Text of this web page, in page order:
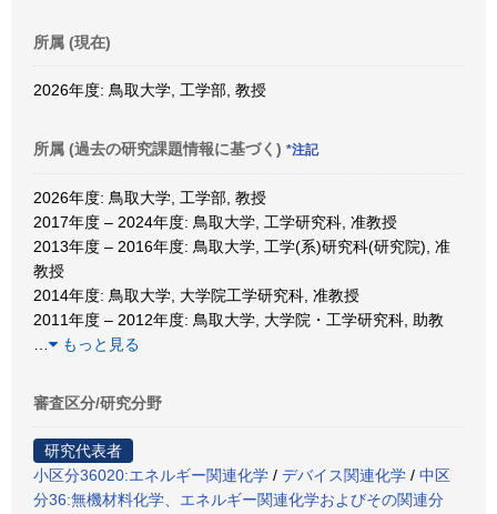
所属 (現在)
2026年度: 鳥取大学, 工学部, 教授
所属 (過去の研究課題情報に基づく) *注記
2026年度: 鳥取大学, 工学部, 教授
2017年度 – 2024年度: 鳥取大学, 工学研究科, 准教授
2013年度 – 2016年度: 鳥取大学, 工学(系)研究科(研究院), 准
教授
2014年度: 鳥取大学, 大学院工学研究科, 准教授
2011年度 – 2012年度: 鳥取大学, 大学院・工学研究科, 助教
もっと見る
審査区分/研究分野
研究代表者
小区分36020:エネルギー関連化学 / デバイス関連化学 / 中区
分36:無機材料化学、エネルギー関連化学およびその関連分